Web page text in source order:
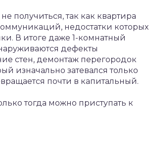
получиться, так как квартира
недостатки которых
В итоге даже 1-комнатный
дефекты
стен, демонтаж перегородок
изначально затевался только
почти в капитальный.
тогда можно приступать к